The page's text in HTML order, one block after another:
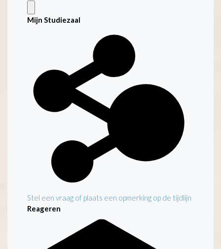
Mijn Studiezaal
Stel een vraag of plaats een opmerking op de tijdlijn
Reageren